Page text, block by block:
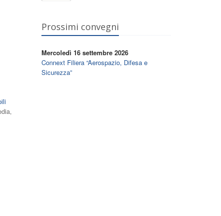
Prossimi convegni
Mercoledì 16 settembre 2026
Connext Filiera “Aerospazio, Difesa e
Sicurezza”